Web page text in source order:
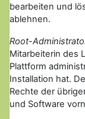
bearbeiten und
ablehnen.
Root-
Mitarbeiterin des
Plattform
Installation hat.
Rechte der
und Software